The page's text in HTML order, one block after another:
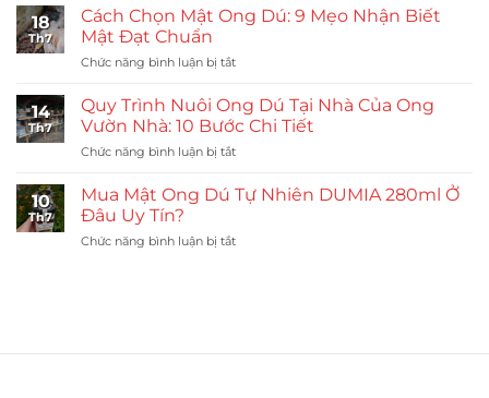
Nhân
Đàn
Vườn
Ong
Dú
Tác
Gì?
7
Ích
Lưu
18
Th7
Cách Chọn Mật Ong Dú: 9 Mẹo Nhận Biết
Mật Đạt Chuẩn
Chức năng bình luận bị tắtở
Chọn
Mật
Ong
Dú:
Mẹo
Mật
14
Th7
Quy Trình Nuôi Ong Dú Tại Nhà Của Ong
Vườn Nhà: 10 Bước Chi Tiết
Chức năng bình luận bị tắtở
Trình
Nuôi
Dú
Nhà:
10
Th7
Mua Mật Ong Dú Tự Nhiên DUMIA 280ml Ở
Đâu Uy Tín?
Chức năng bình luận bị tắtở
Nhiên